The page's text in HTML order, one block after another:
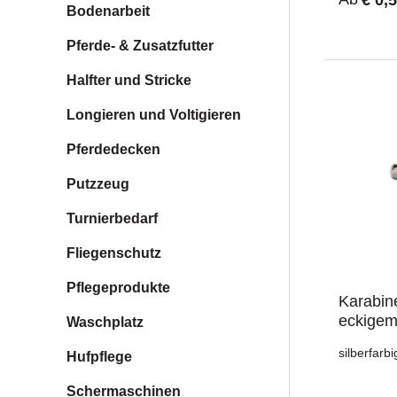
Bodenarbeit
Pferde- & Zusatzfutter
Halfter und Stricke
Longieren und Voltigieren
Pferdedecken
Putzzeug
Turnierbedarf
Fliegenschutz
Pflegeprodukte
Waschplatz
Hufpflege
Schermaschinen
Werkstatt
vor
Stall,
× 40